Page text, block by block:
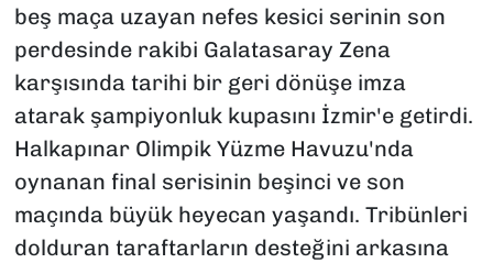
beş maça uzayan nefes kesici serinin son
perdesinde rakibi Galatasaray Zena
karşısında tarihi bir geri dönüşe imza
atarak şampiyonluk kupasını İzmir'e getirdi.
Halkapınar Olimpik Yüzme Havuzu'nda
oynanan final serisinin beşinci ve son
maçında büyük heyecan yaşandı. Tribünleri
dolduran taraftarların desteğini arkasına